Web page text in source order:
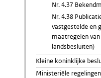
Nr. 4.37
Nr. 4.38
vastgestelde en
maatregelen
landsbesluiten)
Kleine koninklijke
Ministeriële